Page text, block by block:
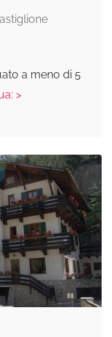
a meno di 5
>